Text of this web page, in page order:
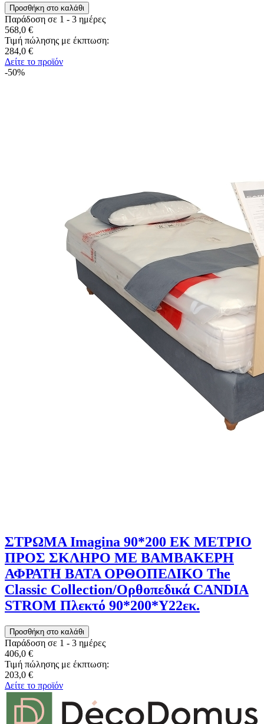
Παράδοση σε 1 - 3 ημέρες
568,0 €
Τιμή πώλησης με έκπτωση:
284,0 €
Δείτε το προϊόν
-50%
ΣΤΡΩΜΑ Imagina 90*200 ΕΚ ΜΕΤΡΙΟ
ΠΡΟΣ ΣΚΛΗΡΟ ΜΕ ΒΑΜΒΑΚΕΡΗ
ΑΦΡΑΤΗ ΒΑΤΑ ΟΡΘΟΠΕΔΙΚΟ The
Classic Collection/Ορθοπεδικά CANDIA
STROM Πλεκτό 90*200*Υ22εκ.
Παράδοση σε 1 - 3 ημέρες
406,0 €
Τιμή πώλησης με έκπτωση:
203,0 €
Δείτε το προϊόν